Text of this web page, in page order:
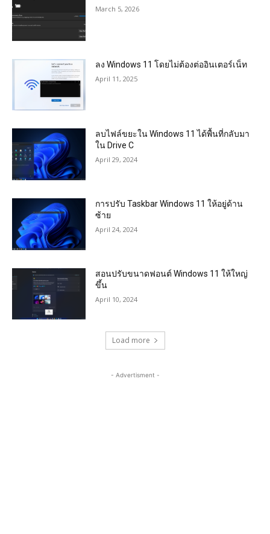
March 5, 2026
ลง Windows 11 โดยไม่ต้องต่ออินเตอร์เน็ท
April 11, 2025
ลบไฟล์ขยะใน Windows 11 ได้พื้นที่กลับมา
ใน Drive C
April 29, 2024
การปรับ Taskbar Windows 11 ให้อยู่ด้าน
ซ้าย
April 24, 2024
สอนปรับขนาดฟอนต์ Windows 11 ให้ใหญ่
ขึ้น
April 10, 2024
Load more
- Advertisment -